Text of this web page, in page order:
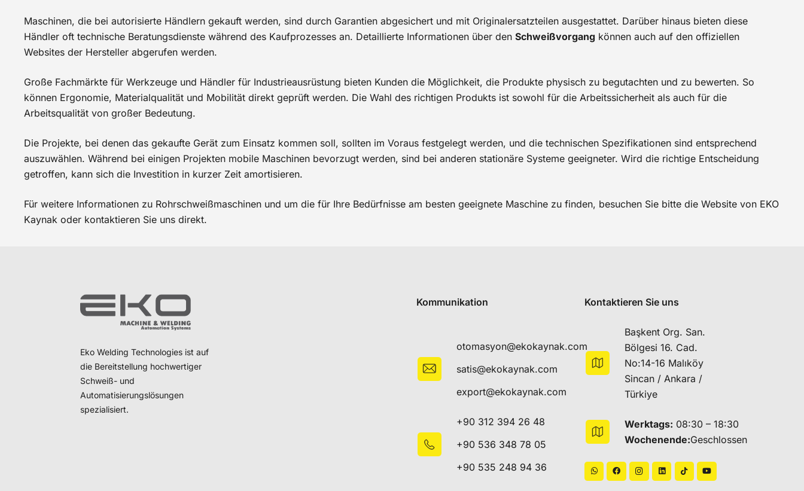
Maschinen, die bei autorisierte Händlern gekauft werden, sind durch Garantien abgesichert und mit Originalersatzteilen ausgestattet. Darüber hinaus bieten diese
Händler oft technische Beratungsdienste während des Kaufprozesses an. Detaillierte Informationen über den Schweißvorgang können auch auf den offiziellen
Websites der Hersteller abgerufen werden.
Große Fachmärkte für Werkzeuge und Händler für Industrieausrüstung bieten Kunden die Möglichkeit, die Produkte physisch zu begutachten und zu bewerten. So
können Ergonomie, Materialqualität und Mobilität direkt geprüft werden. Die Wahl des richtigen Produkts ist sowohl für die Arbeitssicherheit als auch für die
Arbeitsqualität von großer Bedeutung.
Die Projekte, bei denen das gekaufte Gerät zum Einsatz kommen soll, sollten im Voraus festgelegt werden, und die technischen Spezifikationen sind entsprechend
auszuwählen. Während bei einigen Projekten mobile Maschinen bevorzugt werden, sind bei anderen stationäre Systeme geeigneter. Wird die richtige Entscheidung
getroffen, kann sich die Investition in kurzer Zeit amortisieren.
Für weitere Informationen zu Rohrschweißmaschinen und um die für Ihre Bedürfnisse am besten geeignete Maschine zu finden, besuchen Sie bitte die Website von EKO
Kaynak oder kontaktieren Sie uns direkt.
Eko Welding Technologies ist auf
die Bereitstellung hochwertiger
Schweiß- und
Automatisierungslösungen
spezialisiert.
Kommunikation
otomasyon@ekokaynak.com
satis@ekokaynak.com
export@ekokaynak.com
+90 312 394 26 48
+90 536 348 78 05
+90 535 248 94 36
Kontaktieren Sie uns
Başkent Org. San.
Bölgesi 16. Cad.
No:14-16 Malıköy
Sincan / Ankara /
Türkiye
Werktags: 08:30 – 18:30
Wochenende:Geschlossen